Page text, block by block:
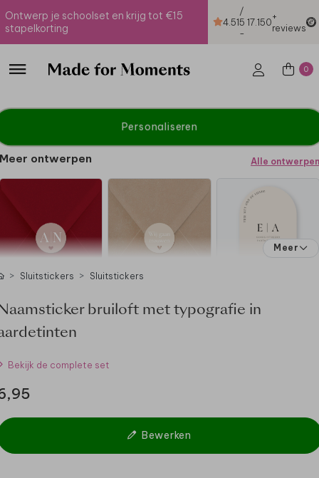
Ontwerp je schoolset en krijg tot €15
stapelkorting
4.51
/
5
-
17.150+
reviews
0
Personaliseren
Meer ontwerpen Alle ontwerpen
Meer
Sluitstickers Sluitstickers
bruiloft met typografie in
Bekijk de complete set
Bewerken